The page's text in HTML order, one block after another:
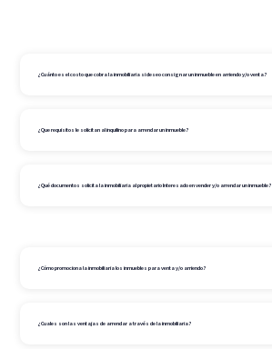
¿Cuánto es el costo que cobra la inmobiliaria si deseo consignar un inmueble en arriendo y/o venta?
¿Que requisitos le solicitan al inquilino para arrendar un inmueble?
¿Qué documentos solicita la inmobiliaria al propietario Interesado en vender y/o arrendar un inmueble?
¿Cómo promociona la inmobiliaria los inmuebles para venta y/o arriendo?
¿Cuales son las ventajas de arrendar a través de la inmobiliaria?